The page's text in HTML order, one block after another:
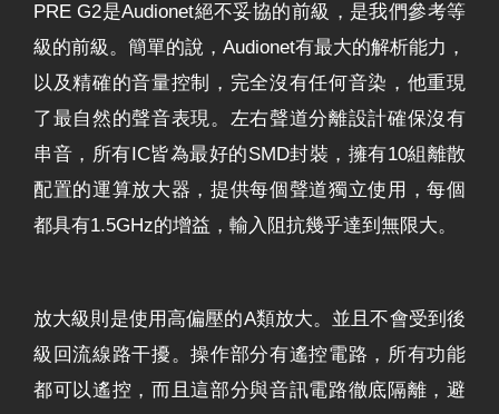
PRE G2是Audionet絕不妥協的前級，是我們參考等
級的前級。簡單的說，Audionet有最大的解析能力，
以及精確的音量控制，完全沒有任何音染，他重現
了最自然的聲音表現。左右聲道分離設計確保沒有
串音，所有IC皆為最好的SMD封裝，擁有10組離散
配置的運算放大器，提供每個聲道獨立使用，每個
都具有1.5GHz的增益，輸入阻抗幾乎達到無限大。
放大級則是使用高偏壓的A類放大。並且不會受到後
級回流線路干擾。操作部分有遙控電路，所有功能
都可以遙控，而且這部分與音訊電路徹底隔離，避